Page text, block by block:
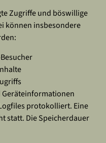
Zugriffe und böswillige
können insbesondere
protokolliert. Eine
statt. Die Speicherdauer